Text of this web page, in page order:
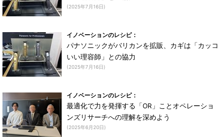
(2025年7月16日)
イノベーションのレシピ：
パナソニックがバリカンを拡販、カギは「カッコ
いい理容師」との協力
(2025年7月16日)
イノベーションのレシピ：
最適化で力を発揮する「OR」ことオペレーショ
ンズリサーチへの理解を深めよう
(2025年6月20日)